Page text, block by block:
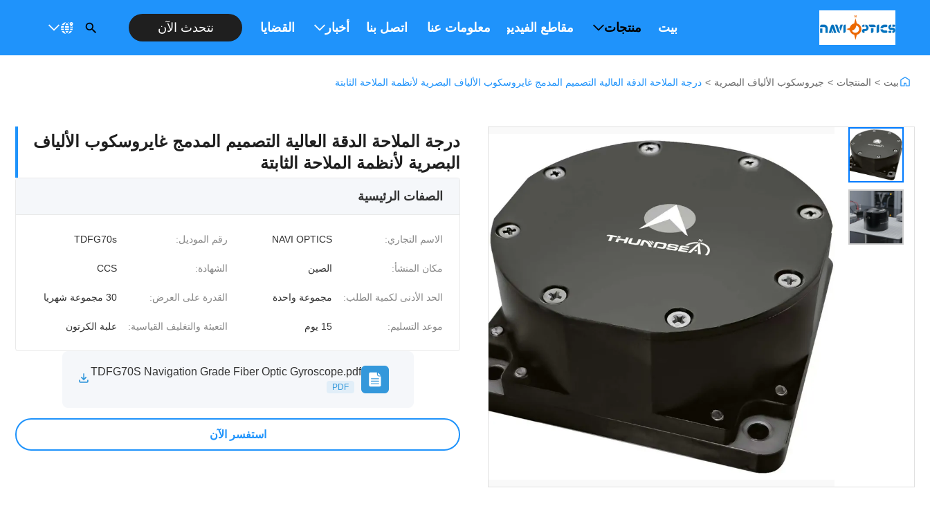
بيت منتجات مقاطع الفيديو معلومات عنا اتصل بنا أخبار القضايا نتحدث الآن
بيت > المنتجات > جيروسكوب الألياف البصرية > درجة الملاحة الدقة العالية التصميم المدمج غايروسكوب الألياف البصرية لأنظمة الملاحة الثابتة
درجة الملاحة الدقة العالية التصميم المدمج غايروسكوب الألياف
البصرية لأنظمة الملاحة الثابتة
الصفات الرئيسية
الاسم التجاري: NAVI OPTICS رقم الموديل: TDFG70s
مكان المنشأ: الصين الشهادة: CCS
الحد الأدنى لكمية الطلب: مجموعة واحدة القدرة على العرض: 30 مجموعة شهريا
موعد التسليم: 15 يوم التعبئة والتغليف القياسية: علبة الكرتون
TDFG70S Navigation Grade Fiber Optic Gyroscope.pdf
PDF
استفسر الآن